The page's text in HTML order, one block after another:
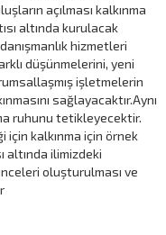
açılması kalkınma
altında kurulacak
hizmetleri
düşünmelerini, yeni
işletmelerin
sağlayacaktır.Aynı
ruhunu tetikleyecektir.
kalkınma için örnek
altında ilimizdeki
oluşturulması ve